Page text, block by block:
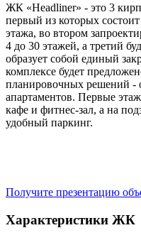
ЖК «Headliner» - это 3
первый из которых
этажа, во втором
4 до 30 этажей, а третий
образует собой единый
комплексе будет
планировочных решений -
апартаментов. Первые
кафе и фитнес-зал, а на
удобный паркинг.
Получите презентацию
Характеристики ЖК